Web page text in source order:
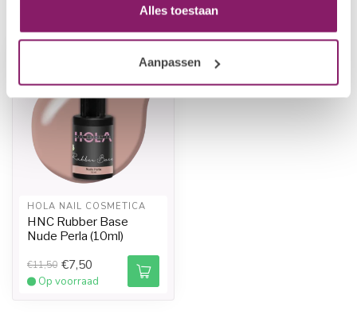
Alles toestaan
Aanpassen
Recent bekeken
-35%
-35%
HOLA NAIL COSMETICA
HNC Rubber Base
Nude Perla (10ml)
€11,50 €7,50
Op voorraad